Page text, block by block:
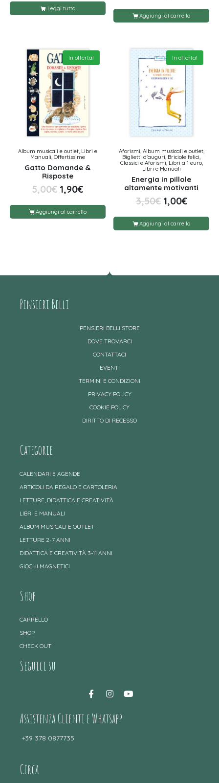
Leggi tutto
Aggiungi al carrello
In offerta!
Album musicali e outlet, Libri e
Manuali, Offertissime
Gatto Domande &
Risposte
5,00€ 1,90€
Aggiungi al carrello
In offerta!
Aforismi, Album musicali e outlet,
Biglietti d'auguri, Briciole felici,
Classici e Aforismi, Libri a 1 euro,
Libri e Manuali
Energia in pillole
altamente motivanti
3,50€ 1,00€
Aggiungi al carrello
Pensieri Belli
PENSIERI BELLI STORE
DOVE TROVARCI
CONTATTACI
EVENTI
TERMINI E CONDIZIONI
PRIVACY POLICY
COOKIE POLICY
DIRITTO DI RECESSO
Categorie
CALENDARI E AGENDE
ARTICOLI DA REGALO E CARTOLERIA
LETTURE, DIDATTICA E CREATIVITÀ
LIBRI E MANUALI
ALBUM MUSICALI E OUTLET
LETTURE 2-7 ANNI
DIDATTICA E CREATIVITÀ 3-11 ANNI
GIOCHI MAGNETICI
Shop
CARRELLO
SHOP
CHECK OUT
Seguici su
Assistenza Clienti e Whatsapp
+39 378 0877735
Cerca